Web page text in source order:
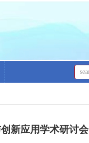
新应用学术研讨会